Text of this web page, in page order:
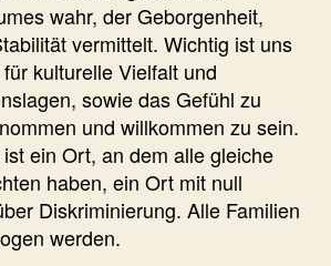
wahr, der Geborgenheit,
vermittelt. Wichtig ist uns
kulturelle Vielfalt und
sowie das Gefühl zu
und willkommen zu sein.
ein Ort, an dem alle gleiche
haben, ein Ort mit null
Diskriminierung. Alle Familien
werden.